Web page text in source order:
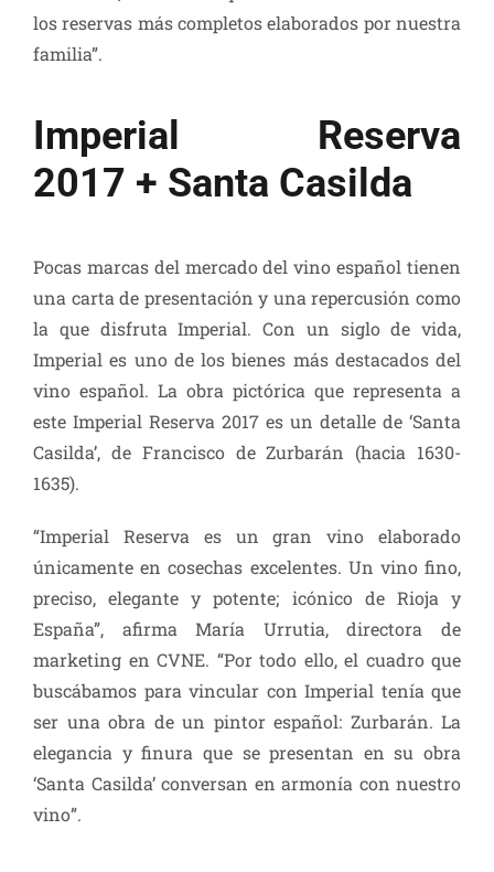
los reservas más completos elaborados por nuestra
familia”.
Imperial Reserva
2017 + Santa Casilda
Pocas marcas del mercado del vino español tienen
una carta de presentación y una repercusión como
la que disfruta Imperial. Con un siglo de vida,
Imperial es uno de los bienes más destacados del
vino español. La obra pictórica que representa a
este Imperial Reserva 2017 es un detalle de ‘Santa
Casilda’, de Francisco de Zurbarán (hacia 1630-
1635).
“Imperial Reserva es un gran vino elaborado
únicamente en cosechas excelentes. Un vino fino,
preciso, elegante y potente; icónico de Rioja y
España”, afirma María Urrutia, directora de
marketing en CVNE. “Por todo ello, el cuadro que
buscábamos para vincular con Imperial tenía que
ser una obra de un pintor español: Zurbarán. La
elegancia y finura que se presentan en su obra
‘Santa Casilda’ conversan en armonía con nuestro
vino”.